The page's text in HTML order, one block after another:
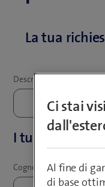
La tua
I tuoi dati
Ci stai
Al fine di
di base